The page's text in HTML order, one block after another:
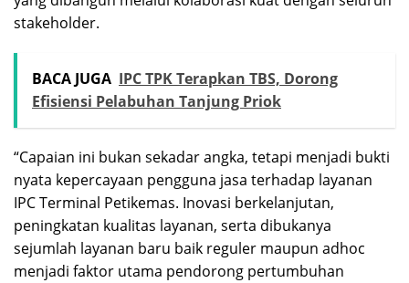
stakeholder.
BACA JUGA IPC TPK Terapkan TBS, Dorong
Efisiensi Pelabuhan Tanjung Priok
“Capaian ini bukan sekadar angka, tetapi menjadi bukti
nyata kepercayaan pengguna jasa terhadap layanan
IPC Terminal Petikemas. Inovasi berkelanjutan,
peningkatan kualitas layanan, serta dibukanya
sejumlah layanan baru baik reguler maupun adhoc
menjadi faktor utama pendorong pertumbuhan